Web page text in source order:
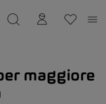
salvato
maggiore